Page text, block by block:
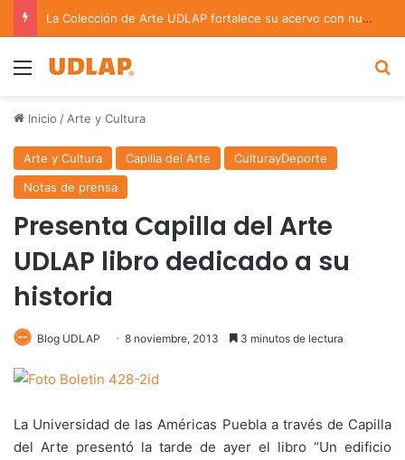
La Colección de Arte UDLAP fortalece su acervo con nuevas obras de artistas emergentes y consolidados
Menu
Inicio / Arte y Cultura
Arte y Cultura Capilla del Arte
CulturayDeporte
Notas de prensa
Presenta Capilla del Arte
UDLAP libro dedicado a su
historia
Blog UDLAP 8 noviembre, 2013 3 minutos de lectura
La Universidad de las Américas Puebla a través de Capilla
del Arte presentó la tarde de ayer el libro “Un edificio